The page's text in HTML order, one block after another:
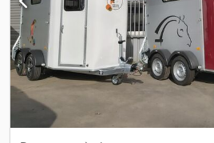
hayon supérieur. Barres de séparation
et les petits chevaux. Éclairage
d'accès avec fenêtre au-dessus.
Protection en plastique pour les pieds.
protégée et installée entre la timon,
Prise 13 pôles avec éclairage moderne
protection avec système de levage
ventilation). Etc. Structure protégée